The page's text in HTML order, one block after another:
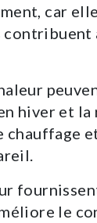
car
contribuent
hiver et
chauffage
le